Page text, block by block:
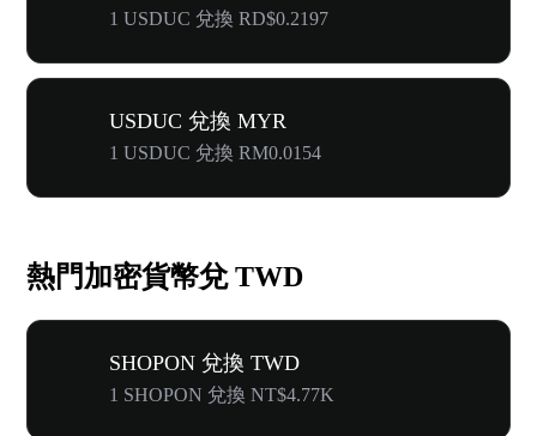
1 USDUC 兌換 RD$0.2197
USDUC 兌換 MYR
1 USDUC 兌換 RM0.0154
熱門加密貨幣兌 TWD
SHOPON 兌換 TWD
1 SHOPON 兌換 NT$4.77K